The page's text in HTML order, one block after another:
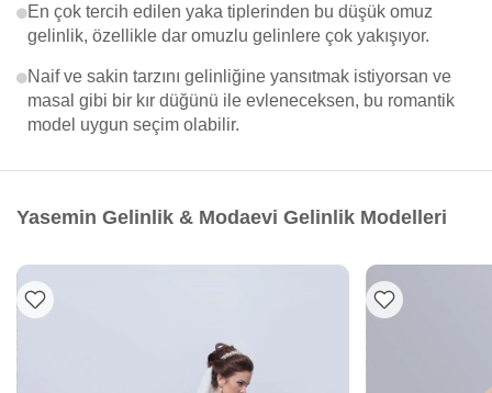
En çok tercih edilen yaka tiplerinden bu düşük omuz
gelinlik, özellikle dar omuzlu gelinlere çok yakışıyor.
Naif ve sakin tarzını gelinliğine yansıtmak istiyorsan ve
masal gibi bir kır düğünü ile evleneceksen, bu romantik
model uygun seçim olabilir.
Yasemin Gelinlik & Modaevi Gelinlik Modelleri